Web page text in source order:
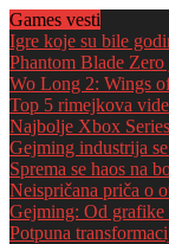
Games vesti
Igre koje su bile
Phantom Blade
Wo Long 2: Wings
Top 5 rimejkova
Najbolje Xbox
Gejming industrija
Sprema se haos na
Neispričana priča o
Gejming: Od grafike
Potpuna